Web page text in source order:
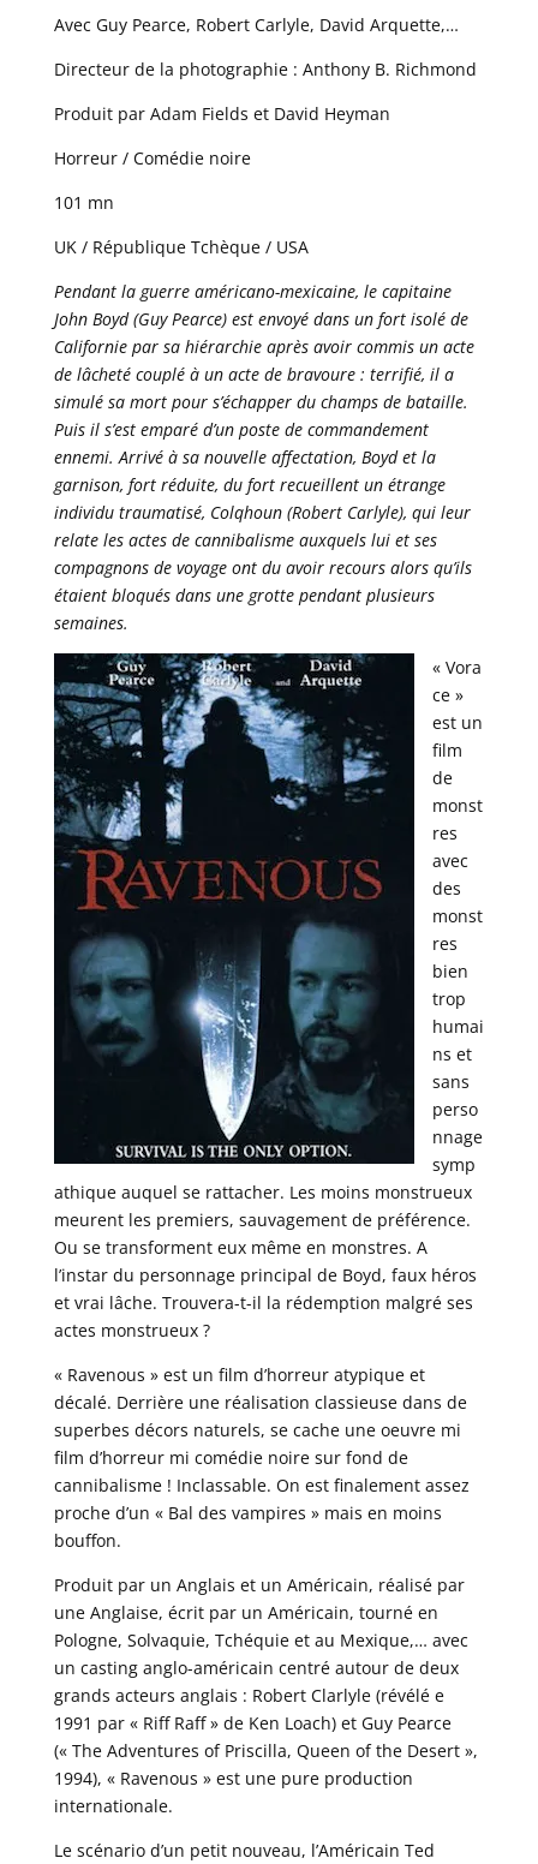
Avec Guy Pearce, Robert Carlyle, David Arquette,…
Directeur de la photographie : Anthony B. Richmond
Produit par Adam Fields et David Heyman
Horreur / Comédie noire
101 mn
UK / République Tchèque / USA
Pendant la guerre américano-mexicaine, le capitaine
John Boyd (Guy Pearce) est envoyé dans un fort isolé de
Californie par sa hiérarchie après avoir commis un acte
de lâcheté couplé à un acte de bravoure : terrifié, il a
simulé sa mort pour s’échapper du champs de bataille.
Puis il s’est emparé d’un poste de commandement
ennemi. Arrivé à sa nouvelle affectation, Boyd et la
garnison, fort réduite, du fort recueillent un étrange
individu traumatisé, Colqhoun (Robert Carlyle), qui leur
relate les actes de cannibalisme auxquels lui et ses
compagnons de voyage ont du avoir recours alors qu’ils
étaient bloqués dans une grotte pendant plusieurs
semaines.
« Vora
ce »
est un
film
de
monst
res
avec
des
monst
res
bien
trop
humai
ns et
sans
perso
nnage
symp
athique auquel se rattacher. Les moins monstrueux
meurent les premiers, sauvagement de préférence.
Ou se transforment eux même en monstres. A
l’instar du personnage principal de Boyd, faux héros
et vrai lâche. Trouvera-t-il la rédemption malgré ses
actes monstrueux ?
« Ravenous » est un film d’horreur atypique et
décalé. Derrière une réalisation classieuse dans de
superbes décors naturels, se cache une oeuvre mi
film d’horreur mi comédie noire sur fond de
cannibalisme ! Inclassable. On est finalement assez
proche d’un « Bal des vampires » mais en moins
bouffon.
Produit par un Anglais et un Américain, réalisé par
une Anglaise, écrit par un Américain, tourné en
Pologne, Solvaquie, Tchéquie et au Mexique,… avec
un casting anglo-américain centré autour de deux
grands acteurs anglais : Robert Clarlyle (révélé e
1991 par « Riff Raff » de Ken Loach) et Guy Pearce
(« The Adventures of Priscilla, Queen of the Desert »,
1994), « Ravenous » est une pure production
internationale.
Le scénario d’un petit nouveau, l’Américain Ted